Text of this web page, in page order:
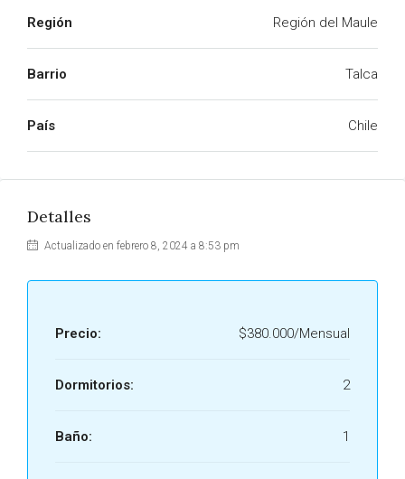
Región Región del Maule
Barrio Talca
País Chile
Detalles
Actualizado en febrero 8, 2024 a 8:53 pm
Precio: $380.000/Mensual
Dormitorios: 2
Baño: 1